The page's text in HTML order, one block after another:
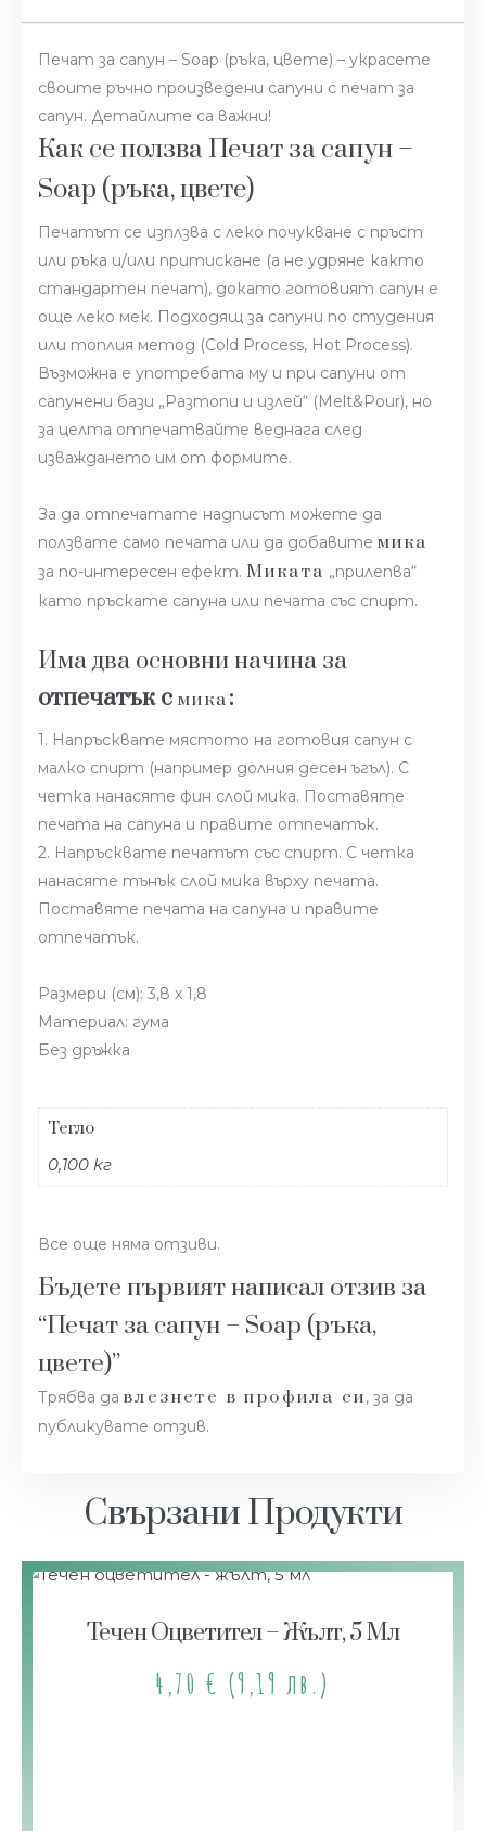
Печат за сапун – Soap (ръка, цвете) – украсете
своите ръчно произведени сапуни с печат за
сапун. Детайлите са важни!
Как се ползва Печат за сапун –
Soap (ръка, цвете)
Печатът се изплзва с леко почукване с пръст
или ръка и/или притискане (а не удряне както
стандартен печат), докато готовият сапун е
още леко мек. Подходящ за сапуни по студения
или топлия метод (Cold Process, Hot Process).
Възможна е употребата му и при сапуни от
сапунени бази „Разтопи и излей“ (Melt&Pour), но
за целта отпечатвайте веднага след
изваждането им от формите.
За да отпечатате надписът можете да
ползвате само печата или да добавите мика
за по-интересен ефект. Миката „прилепва“
като пръскате сапуна или печата със спирт.
Има два основни начина за
отпечатък с мика :
1. Напръсквате мястото на готовия сапун с
малко спирт (например долния десен ъгъл). С
четка нанасяте фин слой мика. Поставяте
печата на сапуна и правите отпечатък.
2. Напръсквате печатът със спирт. С четка
нанасяте тънък слой мика върху печата.
Поставяте печата на сапуна и правите
отпечатък.
Размери (см): 3,8 х 1,8
Материал: гума
Без дръжка
Тегло
0,100 кг
Все още няма отзиви.
Бъдете първият написал отзив за
“Печат за сапун – Soap (ръка,
цвете)”
Трябва да влезнете в профила си, за да
публикувате отзив.
Свързани Продукти
Течен Оцветител – Жълт, 5 Мл
4,70 € (9,19 лв.)